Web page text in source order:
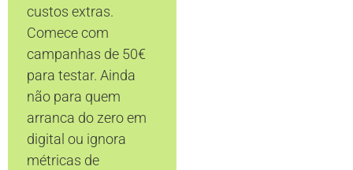
custos extras.
Comece com
campanhas de 50€
para testar. Ainda
não para quem
arranca do zero em
digital ou ignora
métricas de